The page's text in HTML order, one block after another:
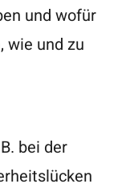
und wofür
wie und zu
bei der